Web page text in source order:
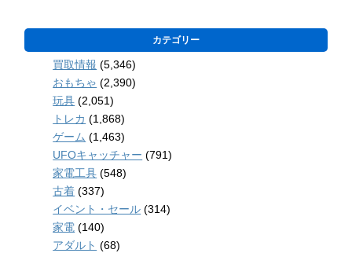
カテゴリー
買取情報 (5,346)
おもちゃ (2,390)
玩具 (2,051)
トレカ (1,868)
ゲーム (1,463)
UFOキャッチャー (791)
家電工具 (548)
古着 (337)
イベント・セール (314)
家電 (140)
アダルト (68)